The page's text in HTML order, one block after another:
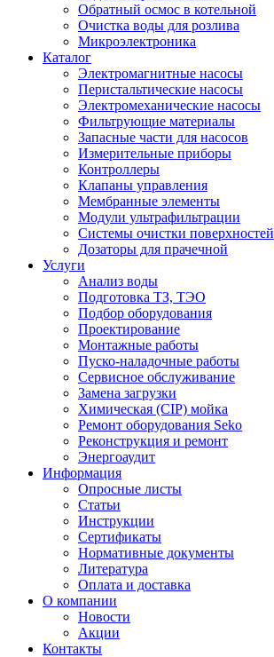
Обратный осмос в котельной
Очистка воды для розлива
Микроэлектроника
Каталог
Электромагнитные насосы
Перистальтические насосы
Электромеханические насосы
Фильтрующие материалы
Запасные части для насосов
Измерительные приборы
Контроллеры
Клапаны управления
Мембранные элементы
Модули ультрафильтрации
Системы очистки поверхностей
Дозаторы для прачечной
Услуги
Анализ воды
Подготовка ТЗ, ТЭО
Подбор оборудования
Проектирование
Монтажные работы
Пуско-наладочные работы
Сервисное обслуживание
Замена загрузки
Химическая (CIP) мойка
Ремонт оборудования Seko
Реконструкция и ремонт
Энергоаудит
Информация
Опросные листы
Статьи
Инструкции
Сертификаты
Нормативные документы
Литература
Оплата и доставка
О компании
Новости
Акции
Контакты